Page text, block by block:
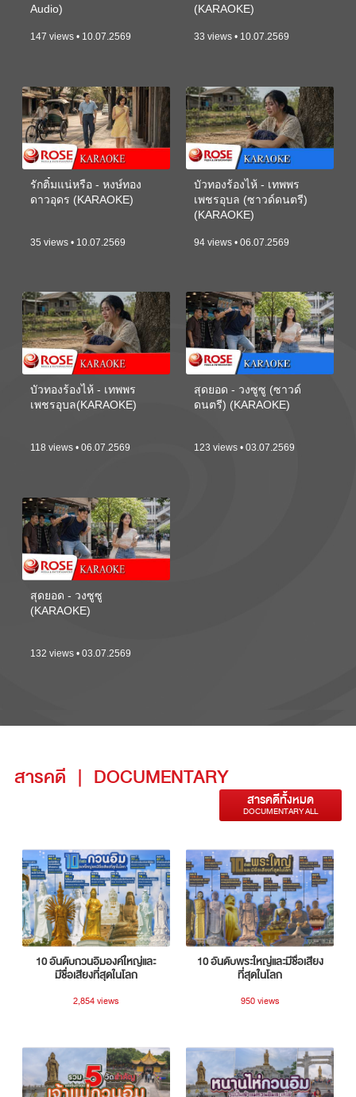
Audio)
147 views • 10.07.2569
(KARAOKE)
33 views • 10.07.2569
รักติ๋มแน่หรือ - หงษ์ทอง
ดาวอุดร (KARAOKE)
35 views • 10.07.2569
บัวทองร้องไห้ - เทพพร
เพชรอุบล (ซาวด์ดนตรี)
(KARAOKE)
94 views • 06.07.2569
บัวทองร้องไห้ - เทพพร
เพชรอุบล(KARAOKE)
118 views • 06.07.2569
สุดยอด - วงซูซู (ซาวด์
ดนตรี) (KARAOKE)
123 views • 03.07.2569
สุดยอด - วงซูซู
(KARAOKE)
132 views • 03.07.2569
สารคดี | DOCUMENTARY
สารคดีทั้งหมด
DOCUMENTARY ALL
10 อันดับกวนอิมองค์ใหญ่และ
มีชื่อเสียงที่สุดในโลก
2,854 views
10 อันดับพระใหญ่และมีชื่อเสียง
ที่สุดในโลก
950 views